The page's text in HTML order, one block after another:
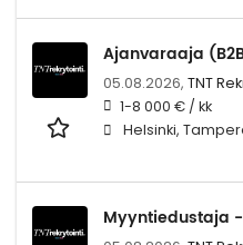
Ajanvaraaja
05.08.2026, TNT
1-8 000 € / kk
Helsinki,
Myyntiedustaja